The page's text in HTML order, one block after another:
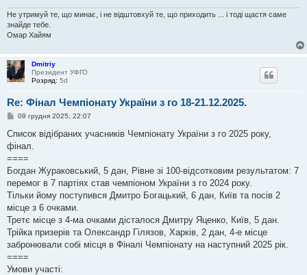
Не утримуй те, що минає, і не відштовхуй те, що приходить ... і тоді щастя саме
знайде тебе.
Омар Хайям
Dmitriy
Президент УФГО
Розряд: 5d
Re: Фінал Чемпіонату України з го 18-21.12.2025.
П
в
д
о
л
е
н
н
я
09 грудня 2025, 22:07
Список відібраних учасників Чемпіонату України з го 2025 року,
фінал.
====
Богдан Жураковський, 5 дан, Рівне зі 100-відсотковим результатом: 7
перемог в 7 партіях став чемпіоном України з го 2024 року.
Тільки йому поступився Дмитро Богацький, 6 дан, Київ та посів 2
місце з 6 очками.
Третє місце з 4-ма очками дісталося Дмитру Яценко, Київ, 5 дан.
Трійка призерів та Олександр Гілязов, Харків, 2 дан, 4-е місце
забронювали собі місця в Фіналі Чемпіонату на наступний 2025 рік.
====
Умови участі: